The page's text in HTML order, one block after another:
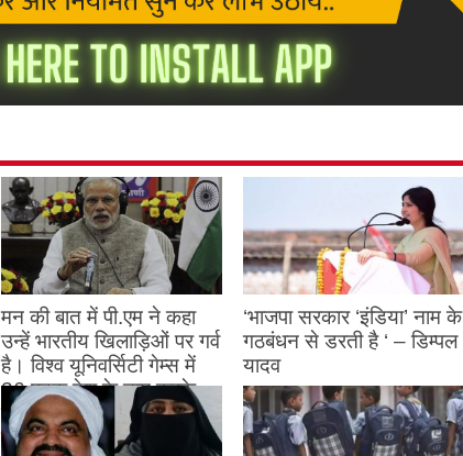
मन की बात में पी.एम ने कहा
उन्हें भारतीय खिलाड़िओं पर गर्व
है। विश्व यूनिवर्सिटी गेम्स में
26 पदक देश के नाम करके
उन्होंने देश का नाम रोशन किया
है
‘भाजपा सरकार ‘इंडिया’ नाम के
गठबंधन से डरती है ‘ – डिम्पल
यादव
August 26, 2023